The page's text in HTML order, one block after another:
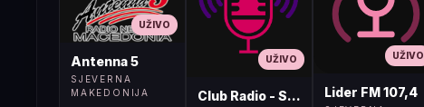
UŽIVO
Antenna 5
SJEVERNA
MAKEDONIJA
UŽIVO
Club Radio - Skopje, Mcedonia
UŽIVO
Lider FM 107,4